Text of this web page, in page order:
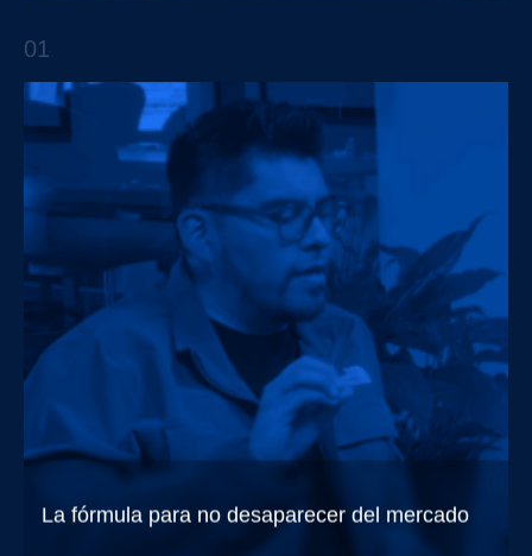
Trendsetters EP.4 con Rodolfo Garza
APTO TALKS
01
La fórmula para no desaparecer del mercado